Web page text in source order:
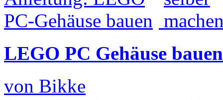
LEGO PC Gehäuse bauen
von Bikke